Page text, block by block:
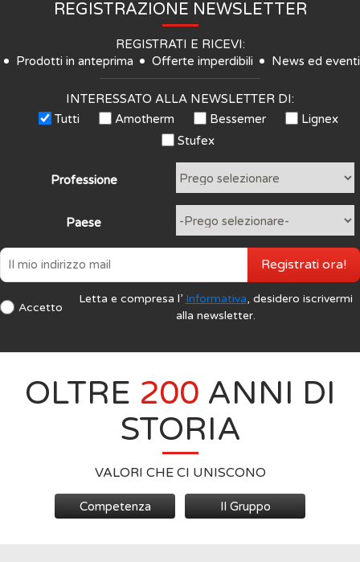
REGISTRAZIONE NEWSLETTER
REGISTRATI E RICEVI:
Prodotti in anteprima
Offerte imperdibili News ed eventi
INTERESSATO ALLA NEWSLETTER DI:
Tutti
Amotherm Bessemer
Lignex
Stufex
Professione
Paese
Accetto
Letta e compresa l’ Informativa, desidero iscrivermi
alla newsletter.
Registrati ora!
OLTRE 200 ANNI DI
STORIA
VALORI CHE CI UNISCONO
Competenza Il Gruppo